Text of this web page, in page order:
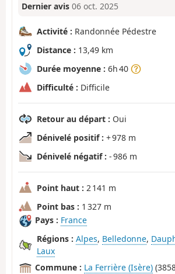
Dernier avis 06 oct. 2025
Activité : Randonnée Pédestre
Distance : 13,49 km
Durée moyenne : 6h 40
Difficulté : Difficile
Retour au départ : Oui
Dénivelé positif : + 978 m
Dénivelé négatif : - 986 m
Point haut : 2 141 m
Point bas : 1 327 m
Pays : France
Régions : Alpes, Belledonne,
Laux
Commune : La Ferrière (Isère)